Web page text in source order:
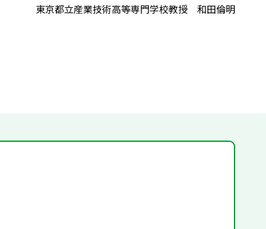
東京都立産業技術高等専門学校教授 和田倫明